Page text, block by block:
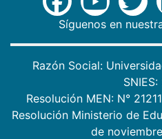
Síguenos en
Razón Social:
SNIES:
Resolución MEN: N°
Resolución Ministerio de
de